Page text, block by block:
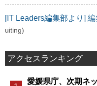
[IT Leaders編集部より]
uiting)
アクセスランキング
愛媛県庁、次期ネ